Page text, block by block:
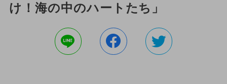
け！海の中のハートたち」